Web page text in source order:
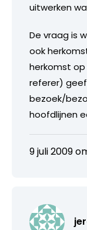
uitwerken
De vraag is
ook
herkomst
referer)
bezoek/
hoofdlijnen
9 juli 2009